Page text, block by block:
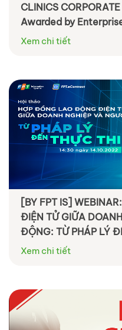
CLINICS
Awarded by
Enterprise Awards
Xem chi tiết
[BY FPT IS]
ĐIỆN TỬ GIỮA
ĐỘNG: TỪ PHÁP LÝ
Xem chi tiết